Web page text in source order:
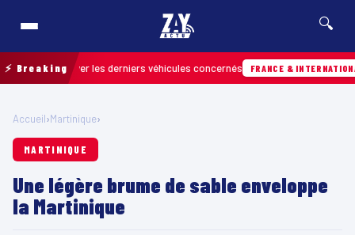
🔍
⚡ Breaking
retrouver les derniers véhicules concernés FRANCE & INTERNATIONALE
Accueil›Martinique›
MARTINIQUE
Une légère brume de sable enveloppe
la Martinique